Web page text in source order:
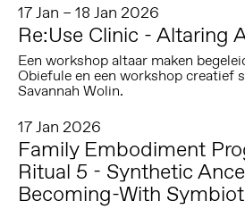
17 Jan – 18 Jan 2026
Re:Use Clinic - Altaring
Een workshop altaar maken
Obiefule en een workshop creatief
Savannah Wolin.
17 Jan 2026
Family Embodiment
Ritual 5 - Synthetic
Becoming-With